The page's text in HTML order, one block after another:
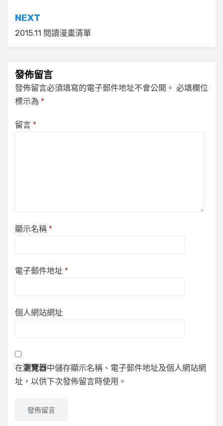
導
覽
NEXT
2015.11 閱讀漫畫清單
發佈留言
發佈留言必須填寫的電子郵件地址不會公開。 必填欄位
標示為 *
留言 *
顯示名稱 *
電子郵件地址 *
個人網站網址
在瀏覽器中儲存顯示名稱、電子郵件地址及個人網站網
址，以供下次發佈留言時使用。